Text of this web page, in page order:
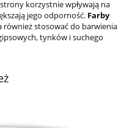
korzystnie wpływają na
jego odporność. Farby
stosować do barwienia
tynków i suchego